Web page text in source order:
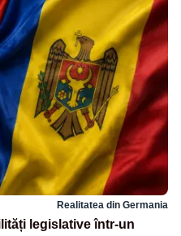
Realitatea din Germania
legislative într-un